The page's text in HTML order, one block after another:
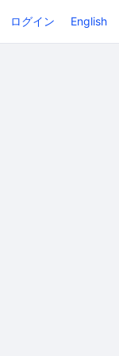
ログイン English
初心者歓